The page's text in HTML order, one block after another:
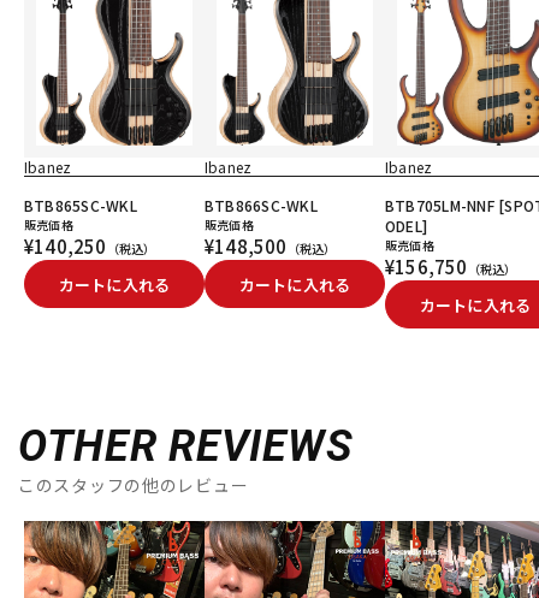
Ibanez
BTB865SC-WKL
販売価格
¥140,250 （税込）
カートに入れる
Ibanez
BTB866SC-WKL
販売価格
¥148,500 （税込）
カートに入れる
Ibanez
BTB705LM-NNF
ODEL]
販売価格
¥156,750 （税込）
カートに入れる
OTHER REVIEWS
このスタッフの他のレビュー